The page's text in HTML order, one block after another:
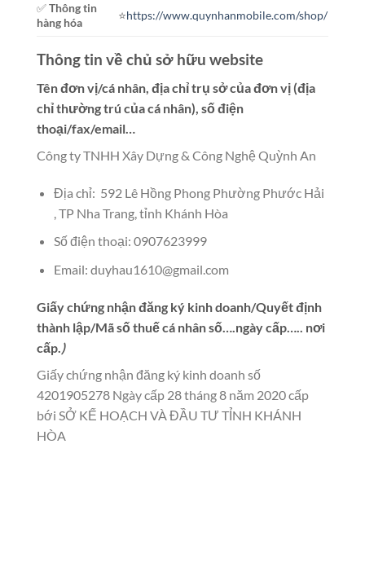
✅Thông tin
hàng hóa
⭐️https://www.quynhanmobile.com/shop/
Thông tin về chủ sở hữu website
Tên đơn vị/cá nhân, địa chỉ trụ sở của đơn vị (địa
chỉ thường trú của cá nhân), số điện
thoại/fax/email…
Công ty TNHH Xây Dựng & Công Nghệ Quỳnh An
Địa chỉ: 592 Lê Hồng Phong Phường Phước Hải
, TP Nha Trang, tỉnh Khánh Hòa
Số điện thoại: 0907623999
Email: duyhau1610@gmail.com
Giấy chứng nhận đăng ký kinh doanh/Quyết định
thành lập/Mã số thuế cá nhân số….ngày cấp….. nơi
cấp.)
Giấy chứng nhận đăng ký kinh doanh số
4201905278 Ngày cấp 28 tháng 8 năm 2020 cấp
bới SỞ KẾ HOẠCH VÀ ĐẦU TƯ TỈNH KHÁNH
HÒA